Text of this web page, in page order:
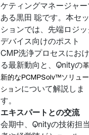
ケティングマネージャー
ある黒田 聡です。本セッ
ションでは、先端ロジッ
デバイス向けのポスト
CMP洗浄プロセスにおけ
る最新動向と、Qnityの革
新的なPCMPSolv™ソリュー
ションについて解説しま
す。
エキスパートとの交流
会期中、Qnityの技術担当